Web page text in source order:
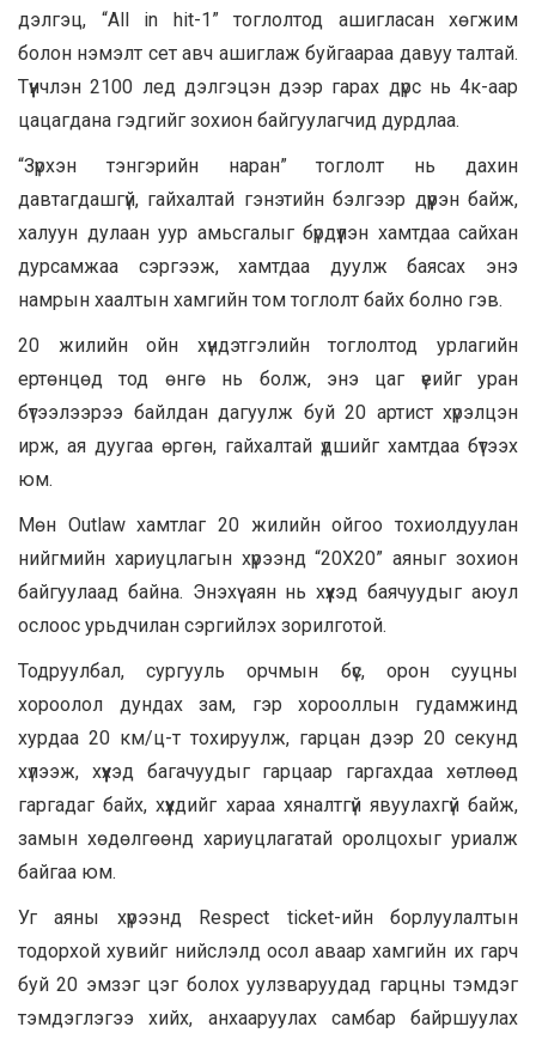
дэлгэц, “All in hit-1” тоглолтод ашигласан хөгжим
болон нэмэлт сет авч ашиглаж буйгаараа давуу талтай.
Түүнчлэн 2100 лед дэлгэцэн дээр гарах дүрс нь 4к-аар
цацагдана гэдгийг зохион байгуулагчид дурдлаа.
“Зүрхэн тэнгэрийн наран” тоглолт нь дахин
давтагдашгүй, гайхалтай гэнэтийн бэлгээр дүүрэн байж,
халуун дулаан уур амьсгалыг бүрдүүлэн хамтдаа сайхан
дурсамжаа сэргээж, хамтдаа дуулж баясах энэ
намрын хаалтын хамгийн том тоглолт байх болно гэв.
20 жилийн ойн хүндэтгэлийн тоглолтод урлагийн
ертөнцөд тод өнгө нь болж, энэ цаг үеийг уран
бүтээлээрээ байлдан дагуулж буй 20 артист хүрэлцэн
ирж, ая дуугаа өргөн, гайхалтай үдшийг хамтдаа бүтээх
юм.
Мөн Outlaw хамтлаг 20 жилийн ойгоо тохиолдуулан
нийгмийн хариуцлагын хүрээнд “20Х20” аяныг зохион
байгуулаад байна. Энэхүү аян нь хүүхэд баячуудыг аюул
ослоос урьдчилан сэргийлэх зорилготой.
Тодруулбал, сургууль орчмын бүс, орон сууцны
хороолол дундах зам, гэр хорооллын гудамжинд
хурдаа 20 км/ц-т тохируулж, гарцан дээр 20 секунд
хүлээж, хүүхэд багачуудыг гарцаар гаргахдаа хөтлөөд
гаргадаг байх, хүүхдийг хараа хяналтгүй явуулахгүй байж,
замын хөдөлгөөнд хариуцлагатай оролцохыг уриалж
байгаа юм.
Уг аяны хүрээнд Respect ticket-ийн борлуулалтын
тодорхой хувийг нийслэлд осол аваар хамгийн их гарч
буй 20 эмзэг цэг болох уулзваруудад гарцны тэмдэг
тэмдэглэгээ хийх, анхааруулах самбар байршуулах